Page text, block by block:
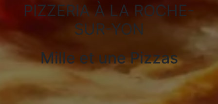
PIZZERIA À LA ROCHE-
SUR-YON
Mille et une Pizzas